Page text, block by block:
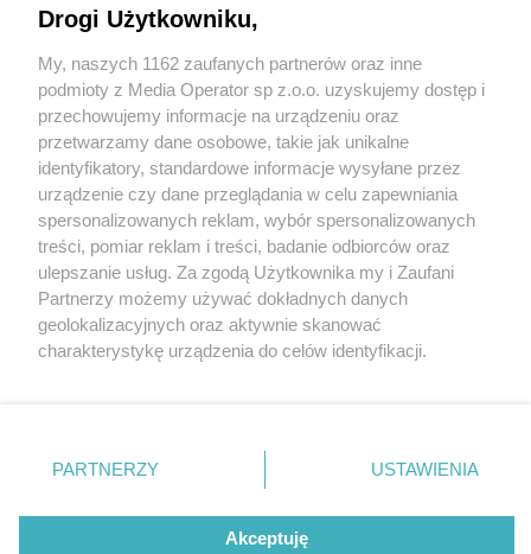
2 / 0
Wydawca mediów lokalnych
Nie zapomnij
zapoznać się z:
polityką prywatności
Twojemiasto
Piekary Śląskie
Chorzów
Tarnowskie Góry
Gliwice
Skontakuj sięz nami
Kontakt
Redakcja
Newsletter
Drogi Użytkowniku,
My, naszych 1162 zaufanych partnerów oraz inne
podmioty z Media Operator sp z.o.o. uzyskujemy dostęp i
przechowujemy informacje na urządzeniu oraz
przetwarzamy dane osobowe, takie jak unikalne
identyfikatory, standardowe informacje wysyłane przez
urządzenie czy dane przeglądania w celu zapewniania
spersonalizowanych reklam, wybór spersonalizowanych
treści, pomiar reklam i treści, badanie odbiorców oraz
ulepszanie usług. Za zgodą Użytkownika my i Zaufani
Partnerzy możemy używać dokładnych danych
geolokalizacyjnych oraz aktywnie skanować
charakterystykę urządzenia do celów identyfikacji.
zmienić/wycofać klikając przycisk ustawień prywatności
znajdujący się w lewym dolnym rogu strony
rodzaje przetwarzania danych nie wymagają zgody
użytkownika, ale masz prawo sprzeciwić się takiemu
PARTNERZY USTAWIENIA
Akceptuję